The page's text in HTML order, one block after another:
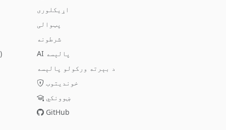
MCP (کلډ / ځری)
اړيکلوری
پټوالی
شرطونه
AI پالېسه
د بېرته ورکولو پالېسه
خونديتوب
ښوونکي
GitHub